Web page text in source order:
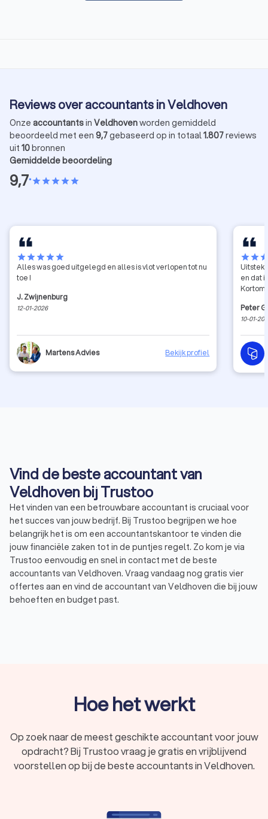
Reviews over accountants in Veldhoven
Onze accountantsin Veldhovenworden gemiddeld
beoordeeld met een 9,7gebaseerd op in totaal1.807reviews
uit 10bronnen
Gemiddelde beoordeling
9,7•starstarstarstarstar
starstarstarstarstar
Alles was goed uitgelegd en alles is vlot verlopen tot nu
toe !
J. Zwijnenburg
12-01-2026
Martens Advies Bekijk profiel
starstar
en dat
Peter
10-01-
Vind de beste accountant van
Veldhoven bij Trustoo
Het vinden van een betrouwbare accountant is cruciaal voor
het succes van jouw bedrijf. Bij Trustoo begrijpen we hoe
belangrijk het is om een accountantskantoor te vinden die
jouw financiële zaken tot in de puntjes regelt. Zo kom je via
Trustoo eenvoudig en snel in contact met de beste
accountants van Veldhoven. Vraag vandaag nog gratis vier
offertes aan en vind de accountant van Veldhoven die bij jouw
behoeften en budget past.
Veldhoven beschikken dus over de benodigde ervaring en
dagelijkse boekhouding tot complexe fiscale vraagstukken.
Wat is een accountant?
belastingaangiften en financiële planning. Een
Hoe het werkt
Op zoek naar de meest geschikte accountant voor jouw
opdracht? Bij Trustoo vraag je gratis en vrijblijvend
voorstellen op bij de beste accountants in Veldhoven.